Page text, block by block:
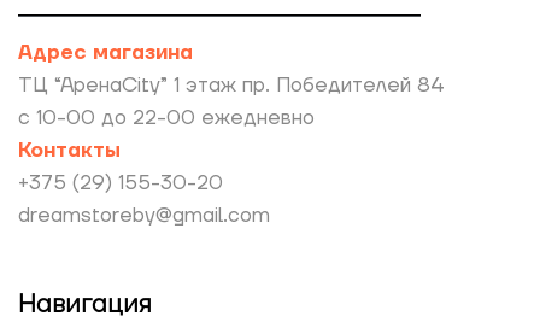
Адрес магазина
ТЦ “АренаCity” 1 этаж пр. Победителей 84
с 10-00 до 22-00 ежедневно
Контакты
+375 (29) 155-30-20
dreamstoreby@gmail.com
Навигация